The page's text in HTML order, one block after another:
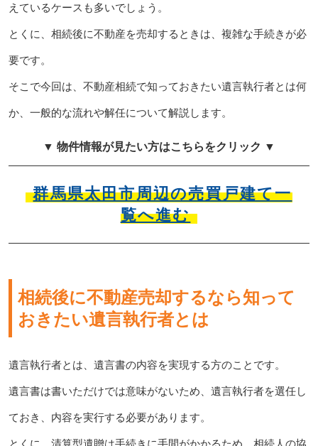
えているケースも多いでしょう。
とくに、相続後に不動産を売却するときは、複雑な手続きが必
要です。
そこで今回は、不動産相続で知っておきたい遺言執行者とは何
か、一般的な流れや解任について解説します。
▼ 物件情報が見たい方はこちらをクリック ▼
群馬県太田市周辺の売買戸建て一
覧へ進む
相続後に不動産売却するなら知って
おきたい遺言執行者とは
遺言執行者とは、遺言書の内容を実現する方のことです。
遺言書は書いただけでは意味がないため、遺言執行者を選任し
ておき、内容を実行する必要があります。